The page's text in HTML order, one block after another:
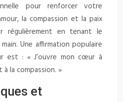
pour renforcer votre
la compassion et la paix
régulièrement en tenant le
Une affirmation populaire
est : « J’ouvre mon cœur à
la compassion. »
et